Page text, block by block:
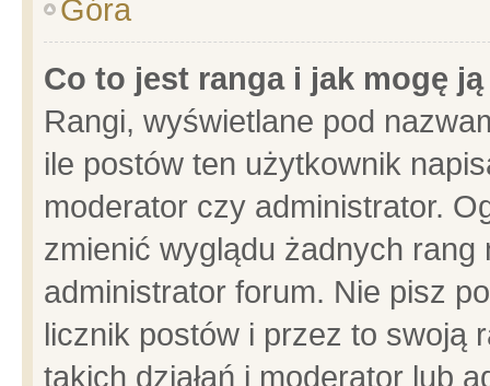
Góra
Co to jest ranga i jak mogę
Rangi, wyświetlane pod
ile postów ten użytkownik
moderator czy administrator.
zmienić wyglądu żadnych
administrator forum. Nie pisz
licznik postów i przez to swoją
takich działań i moderator lub